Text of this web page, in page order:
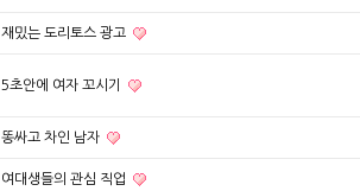
재밌는 도리토스 광고
5초안에 여자 꼬시기
똥싸고 차인 남자
여대생들의 관심 직업